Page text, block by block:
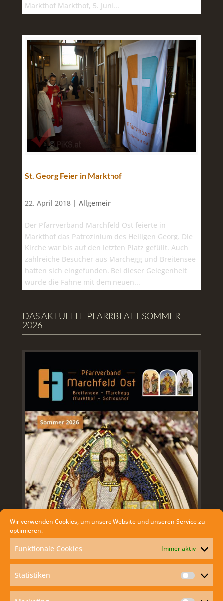
Wir verwenden Cookies, um unsere Website und unseren Service zu
optimieren.
Funktionale Cookies Immer aktiv
Statistiken
Markthof Markthof, 5. Juni...
St. Georg Feier in Markthof
22. April 2018 | Allgemein
Der Pfarrverband Marchfeld Ost feierte in
Markthof das Patrozinium des Heiligen Georg. Die
Kirche war bis auf den letzten Platz gefüllt. Auch
zahlreiche Besucher aus Marchegg und Breitensee
hatten sich eingefunden. Bei dieser Gelegenheit
wurde die Fahne mit dem neuen...
DAS AKTUELLE PFARRBLATT SOMMER
2026